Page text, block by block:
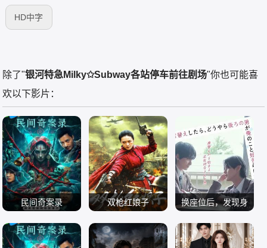
HD中字
除了"银河特急Milky✩Subway各站停车前往剧场"你也可能喜
欢以下影片：
民间奇案录
电影 剧情片
双枪红娘子
王品一 王岗岗 王程
电影 战争片
换座位后，发现身
我
电视剧 日本剧